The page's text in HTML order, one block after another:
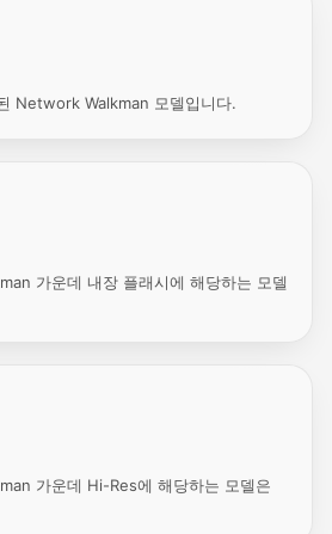
Network Walkman 모델입니다.
가운데 내장 플래시에 해당하는 모델
가운데 Hi-Res에 해당하는 모델은